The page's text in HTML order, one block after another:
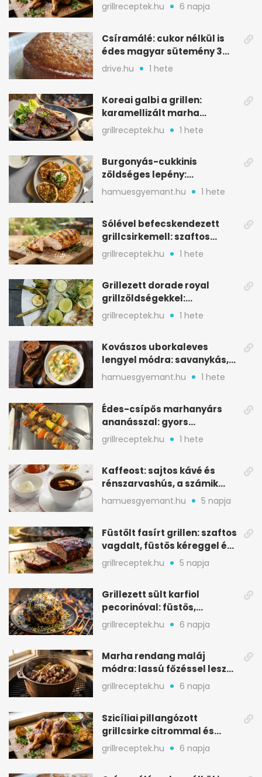
grillreceptek.hu 6 napja
Csíramálé: cukor nélkül is
édes magyar sütemény 3
alapanyagból
drive.hu 1 hete
Koreai galbi a grillen:
karamellizált marha
rövidborda gyorsan
grillreceptek.hu 1 hete
Burgonyás-cukkinis
zöldséges lepény:
aranybarna, szaftos, hús
nélkül is
hamuesgyemant.hu 1 hete
Sólével befecskendezett
grillcsirkemell: szaftos
marad, nem szárad ki
grillreceptek.hu 1 hete
Grillezett dorade royal
grillzöldségekkel:
mediterrán ízek a rostélyról
grillreceptek.hu 1 hete
Kovászos uborkaleves
lengyel módra: savanykás,
kapros, meglepően
tartalmas
hamuesgyemant.hu 1 hete
Édes-csípős marhanyárs
ananásszal: gyors
grillrecept jalapeñóval
grillreceptek.hu 1 hete
Kaffeost: sajtos kávé és
rénszarvashús, a számik
melegítő itala
hamuesgyemant.hu 5 napja
Füstölt fasírt grillen: szaftos
vagdalt, füstös kéreggel és
BBQ mázzal
grillreceptek.hu 5 napja
Grillezett sült karfiol
pecorinóval: füstös,
karamellizált nyári kedvenc
grillreceptek.hu 6 napja
Marha rendang maláj
módra: lassú főzéssel lesz
igazán szaftos
grillreceptek.hu 6 napja
Szicíliai pillangózott
grillcsirke citrommal és
oregánóval
grillreceptek.hu 6 napja